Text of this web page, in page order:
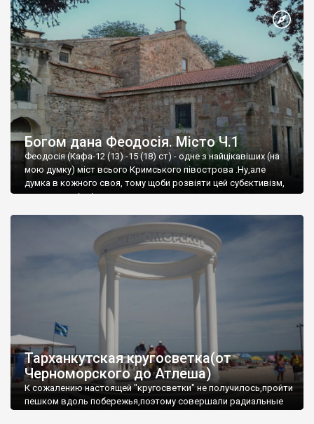
Богом дана Феодосія. Місто Ч.1
Феодосія (Кафа-12 (13) -15 (18) ст) - одне з найцікавіших (на
мою думку) міст всього Кримського півострова .Ну,але
думка в кожного своя, тому щоби розвіяти цей субєктивізм,
запрошую відвідати це
Тарханкутская кругосветка(от
Черноморского до Атлеша)
К сожалению настоящей "кругосветки" не получилось,пройти
пешком вдоль побережья,поэтому совершали радиальные